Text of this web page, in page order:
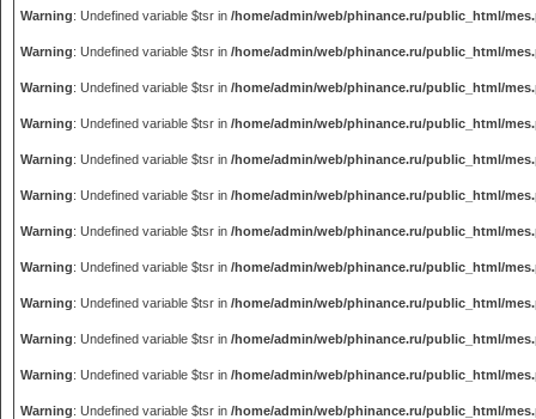
Warning: Undefined variable $tsr in /home/admin/web/phinance.ru/public_html/
Warning: Undefined variable $tsr in /home/admin/web/phinance.ru/public_html/
Warning: Undefined variable $tsr in /home/admin/web/phinance.ru/public_html/
Warning: Undefined variable $tsr in /home/admin/web/phinance.ru/public_html/
Warning: Undefined variable $tsr in /home/admin/web/phinance.ru/public_html/
Warning: Undefined variable $tsr in /home/admin/web/phinance.ru/public_html/
Warning: Undefined variable $tsr in /home/admin/web/phinance.ru/public_html/
Warning: Undefined variable $tsr in /home/admin/web/phinance.ru/public_html/
Warning: Undefined variable $tsr in /home/admin/web/phinance.ru/public_html/
Warning: Undefined variable $tsr in /home/admin/web/phinance.ru/public_html/
Warning: Undefined variable $tsr in /home/admin/web/phinance.ru/public_html/
Warning: Undefined variable $tsr in /home/admin/web/phinance.ru/public_html/